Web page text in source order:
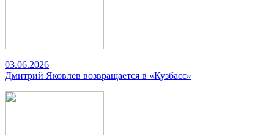
03.06.2026
Дмитрий Яковлев возвращается в «Кузбасс»